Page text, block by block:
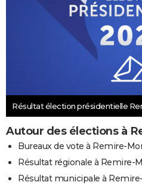
Résultat élection présidentielle
Autour des élections à
Bureaux de vote à Remire-
Résultat régionale à Remire-
Résultat municipale à